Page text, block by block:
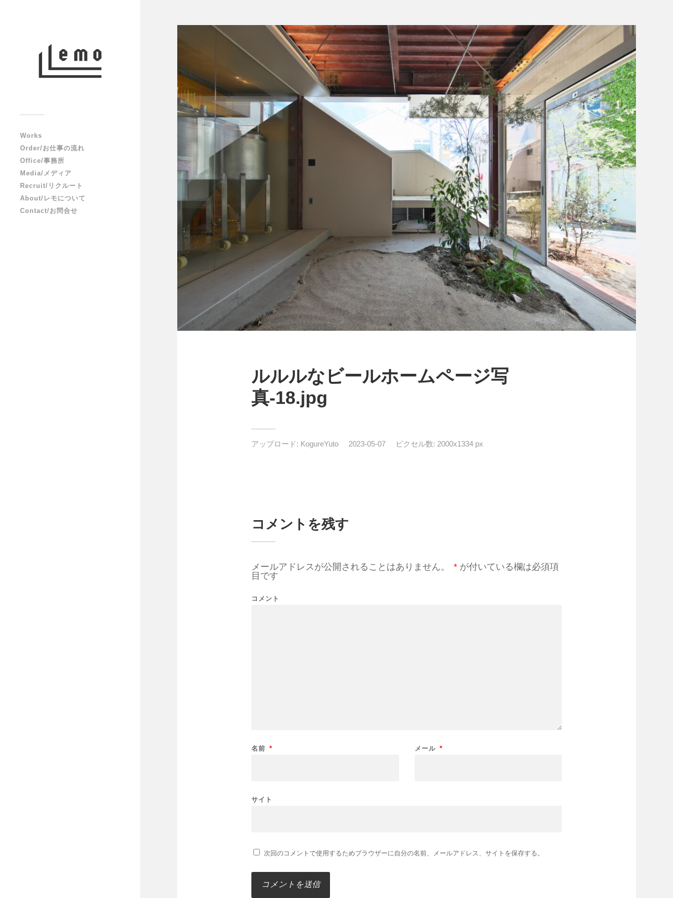
Works
Order/お仕事の流れ
Office/事務所
Media/メディア
Recruit/リクルート
About/レモについて
Contact/お問合せ
ルルルなビールホームページ写
真-18.jpg
アップロード: KogureYuto 2023-05-07 ピクセル数: 2000x1334 px
コメントを残す
メールアドレスが公開されることはありません。 * が付いている欄は必須項
目です
コメント
名前 * メール *
サイト
次回のコメントで使用するためブラウザーに自分の名前、メールアドレス、サイトを保存する。